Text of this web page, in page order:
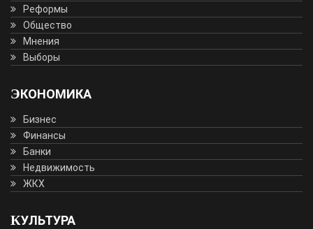
Реформы
Общество
Мнения
Выборы
ЭКОНОМИКА
Бизнес
Финансы
Банки
Недвижимость
ЖКХ
КУЛЬТУРА